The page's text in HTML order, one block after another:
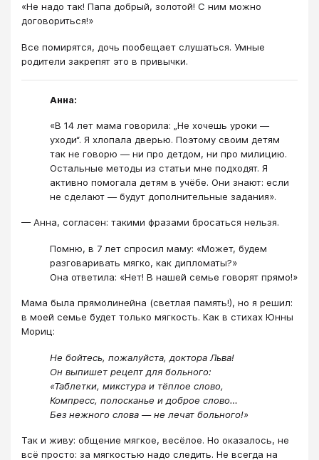
«Не надо так! Папа добрый, золотой! С ним можно
договориться!»
Все помирятся, дочь пообещает слушаться. Умные
родители закрепят это в привычки.
Анна:
«В 14 лет мама говорила: „Не хочешь уроки —
уходи“. Я хлопала дверью. Поэтому своим детям
так не говорю — ни про детдом, ни про милицию.
Остальные методы из статьи мне подходят. Я
активно помогала детям в учёбе. Они знают: если
не сделают — будут дополнительные задания».
— Анна, согласен: такими фразами бросаться нельзя.
Помню, в 7 лет спросил маму: «Может, будем
разговаривать мягко, как дипломаты?»
Она ответила: «Нет! В нашей семье говорят прямо!»
Мама была прямолинейна (светлая память!), но я решил:
в моей семье будет только мягкость. Как в стихах Юнны
Мориц:
Не бойтесь, пожалуйста, доктора Льва!
Он выпишет рецепт для больного:
«Таблетки, микстура и тёплое слово,
Компресс, полосканье и доброе слово…
Без нежного слова — не лечат больного!»
Так и живу: общение мягкое, весёлое. Но оказалось, не
всё просто: за мягкостью надо следить. Не всегда на